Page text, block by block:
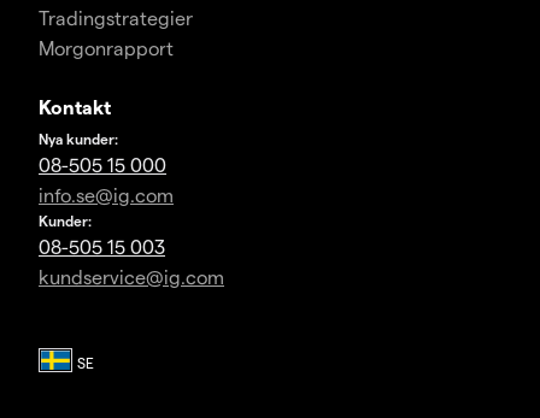
Tradingstrategier
Morgonrapport
Kontakt
Nya kunder:
08-505 15 000
info.se@ig.com
Kunder:
08-505 15 003
kundservice@ig.com